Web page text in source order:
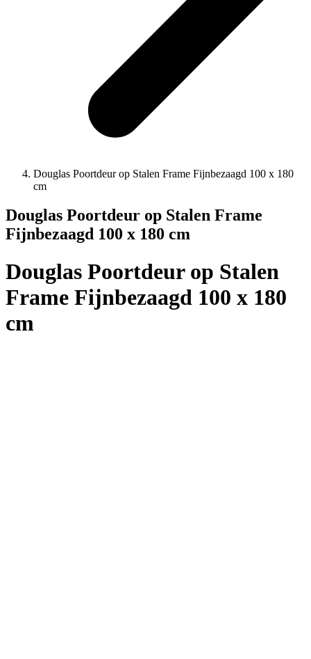
Douglas Poortdeur op Stalen Frame Fijnbezaagd 100 x 180
cm
Douglas Poortdeur op Stalen Frame
Fijnbezaagd 100 x 180 cm
Douglas Poortdeur op Stalen
Frame Fijnbezaagd 100 x 180
cm